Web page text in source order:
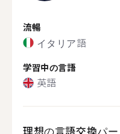
流暢
イタリア語
学習中の言語
英語
理想の言語交換パ